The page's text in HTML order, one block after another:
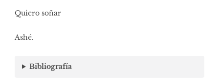
Quiero soñar
Ashé.
Bibliografía